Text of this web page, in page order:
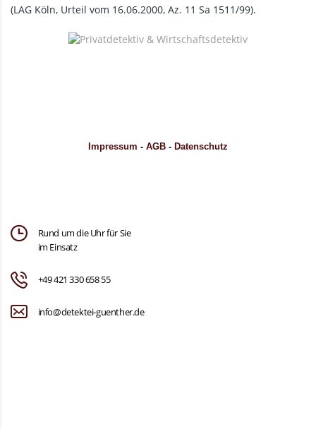
(LAG Köln, Urteil vom 16.06.2000, Az. 11 Sa 1511/99).
Impressum - AGB - Datenschutz
Rund um die Uhr für Sie
im Einsatz
+49 421 330 658 55
info@detektei-guenther.de